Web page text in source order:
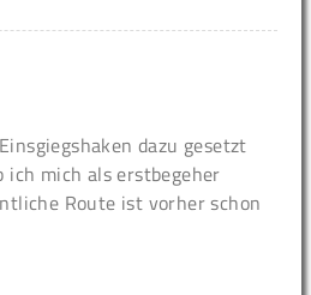
dazu gesetzt
mich als erstbegeher
Route ist vorher schon